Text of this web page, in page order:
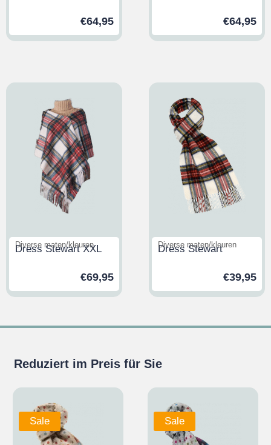
€64,95 €64,95
Dress Stewart XXL
Diverse maten/kleuren
€69,95
Dress Stewart
Diverse maten/kleuren
€39,95
Reduziert im Preis für Sie
Sale Sale